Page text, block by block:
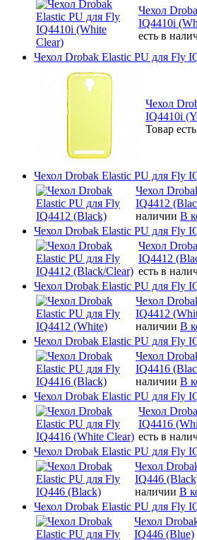
Чехол
IQ4410i
есть в
Чехол Drobak Elastic PU для Fly
Чехол
IQ4410i
Товар
Чехол Drobak Elastic PU для Fly
Чехол
IQ4412
наличии В
Чехол Drobak Elastic PU для Fly
Чехол
IQ4412
есть в
Чехол Drobak Elastic PU для Fly
Чехол
IQ4412
наличии В
Чехол Drobak Elastic PU для Fly
Чехол
IQ4416
наличии В
Чехол Drobak Elastic PU для Fly
Чехол
IQ4416
есть в
Чехол Drobak Elastic PU для Fly
Чехол
IQ446
наличии В
Чехол Drobak Elastic PU для Fly
Чехол
IQ446 (Blue)